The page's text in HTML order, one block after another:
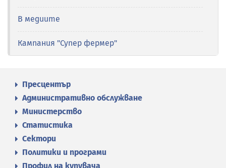
В медиите
Кампания "Супер фермер"
Пресцентър
Административно обслужване
Министерство
Статистика
Сектори
Политики и програми
Профил на купувача